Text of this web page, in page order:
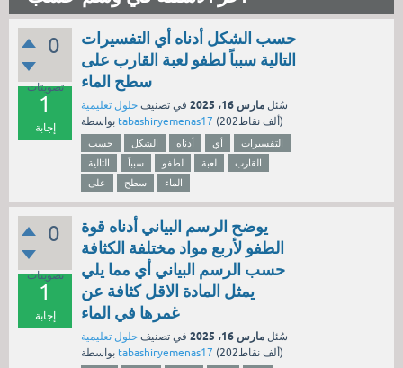
0
تصويتات
1
إجابة
حسب الشكل أدناه أي التفسيرات
التالية سبباً لطفو لعبة القارب على
سطح الماء
سُئل مارس 16، 2025 في تصنيف حلول تعليمية
tabashiryemenas17 ( 202ألف نقاط)
حسب الشكل أدناه أي
التفسيرات
التالية
سبباً لطفو لعبة
القارب
على
سطح الماء
0
تصويتات
1
إجابة
يوضح الرسم البياني أدناه قوة
الطفو لأربع مواد مختلفة الكثافة
حسب الرسم البياني أي مما يلي
يمثل المادة الاقل كثافة عن
غمرها في الماء
سُئل مارس 16، 2025 في تصنيف حلول تعليمية
tabashiryemenas17 ( 202ألف نقاط)